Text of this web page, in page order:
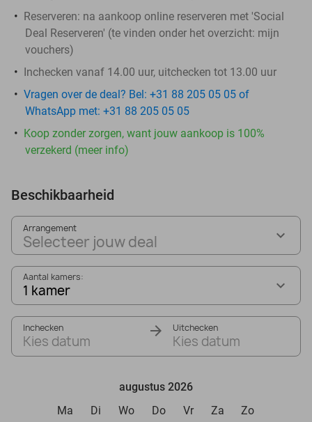
Reserveren: na aankoop online reserveren met 'Social
Deal Reserveren' (te vinden onder het overzicht: mijn
vouchers)
Inchecken vanaf 14.00 uur, uitchecken tot 13.00 uur
Vragen over de deal? Bel: +31 88 205 05 05 of
WhatsApp met: +31 88 205 05 05
Koop zonder zorgen, want jouw aankoop is 100%
verzekerd (meer info)
Beschikbaarheid
Arrangement
Selecteer jouw deal
Aantal kamers:
1 kamer
Inchecken
Kies datum
Uitchecken
Kies datum
augustus 2026
Ma
Di Wo Do Vr Za Zo